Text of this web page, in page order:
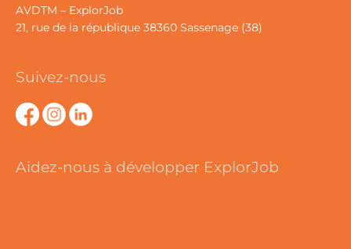
AVDTM – ExplorJob
21, rue de la république 38360 Sassenage (38)
Suivez-nous
Aidez-nous à développer ExplorJob